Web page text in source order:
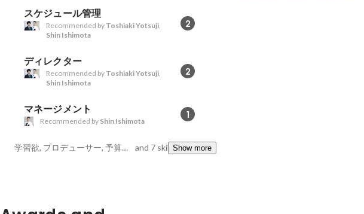
スケジュール管理
2
Recommended by Toshiaki Yotsuji,
Shin Ishimota
ディレクター
2
Recommended by Toshiaki Yotsuji,
Shin Ishimota
マネージメント 1
Recommended by Shin Ishimota
学習欲, プロデューサー, 予算管理 and 7 skillsShow more